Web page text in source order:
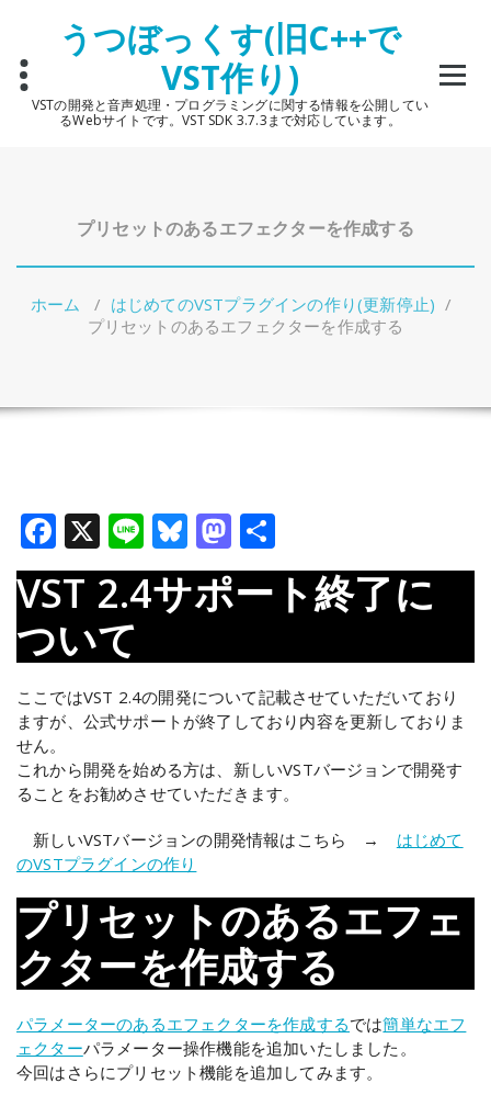
うつぼっくす(旧C++で
VST作り)
VSTの開発と音声処理・プログラミングに関する情報を公開してい
るWebサイトです。VST SDK 3.7.3まで対応しています。
プリセットのあるエフェクターを作成する
ホーム / はじめてのVSTプラグインの作り(更新停止) /
プリセットのあるエフェクターを作成する
Facebook
X LineBluesky
Mastodon
有
VST 2.4サポート終了に
ついて
ここではVST 2.4の開発について記載させていただいており
ますが、公式サポートが終了しており内容を更新しておりま
せん。
これから開発を始める方は、新しいVSTバージョンで開発す
ることをお勧めさせていただきます。
新しいVSTバージョンの開発情報はこちら → はじめて
のVSTプラグインの作り
プリセットのあるエフェ
クターを作成する
パラメーターのあるエフェクターを作成するでは簡単なエフ
ェクターパラメーター操作機能を追加いたしました。
今回はさらにプリセット機能を追加してみます。